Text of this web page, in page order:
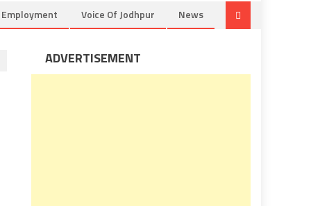
Voice Of Jodhpur News
ADVERTISEMENT